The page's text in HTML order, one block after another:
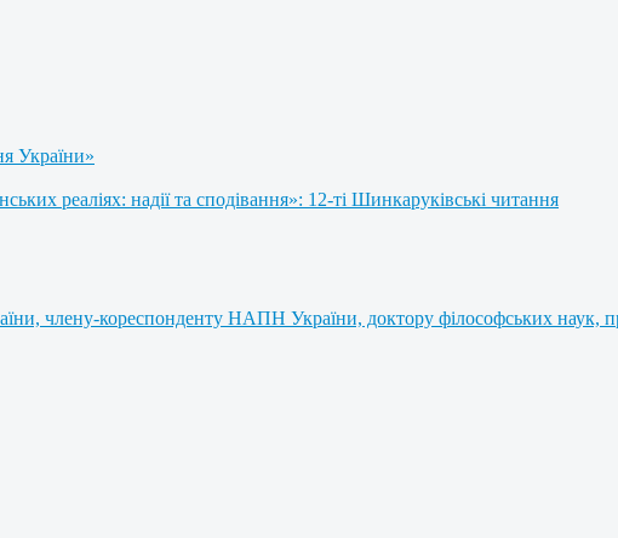
України»
реаліях: надії та сподівання»: 12-ті Шинкаруківські читання
члену-кореспонденту НАПН України, доктору філософських наук,